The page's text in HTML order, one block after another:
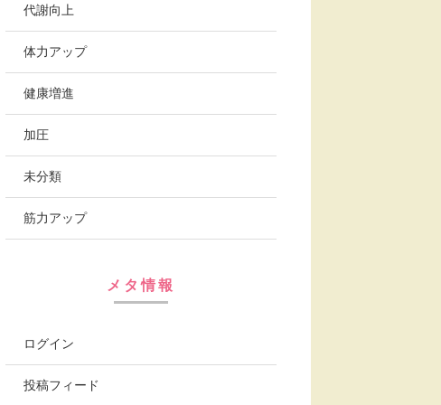
代謝向上
体力アップ
健康増進
加圧
未分類
筋力アップ
メタ情報
ログイン
投稿フィード